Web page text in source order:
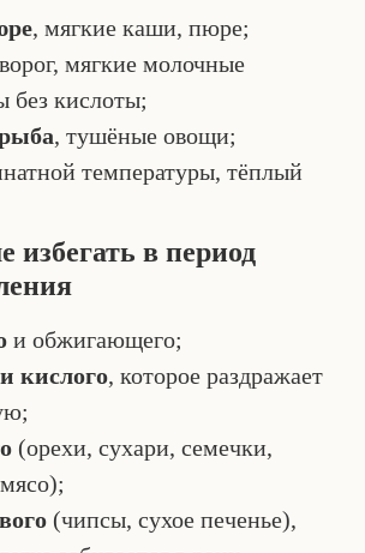
, мягкие каши, пюре;
мягкие молочные
без кислоты;
, тушёные овощи;
температуры, тёплый
избегать в период
и обжигающего;
кислого, которое раздражает
(орехи, сухари, семечки,
(чипсы, сухое печенье),